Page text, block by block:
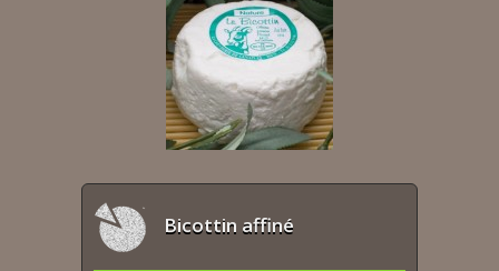
Bicottin affiné